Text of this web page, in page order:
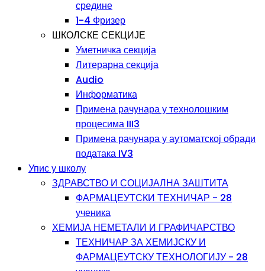
средине
1-4 Фризер
ШКОЛСКЕ СЕКЦИЈЕ
Уметничка секција
Литерарна секција
Audio
Информатика
Примена рачунара у технолошким
процесима III3
Примена рачунара у аутоматској обради
података IV3
Упис у школу
ЗДРАВСТВО И СОЦИЈАЛНА ЗАШТИТА
ФАРМАЦЕУТСКИ ТЕХНИЧАР - 28
ученика
ХЕМИЈА НЕМЕТАЛИ И ГРАФИЧАРСТВО
ТЕХНИЧАР ЗА ХЕМИЈСКУ И
ФАРМАЦЕУТСКУ ТЕХНОЛОГИЈУ - 28